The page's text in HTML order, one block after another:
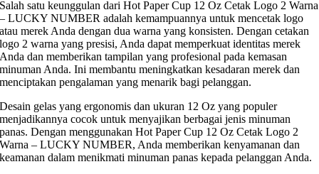
Salah satu keunggulan dari Hot Paper Cup 12 Oz Cetak Logo 2 Warna
– LUCKY NUMBER adalah kemampuannya untuk mencetak logo
atau merek Anda dengan dua warna yang konsisten. Dengan cetakan
logo 2 warna yang presisi, Anda dapat memperkuat identitas merek
Anda dan memberikan tampilan yang profesional pada kemasan
minuman Anda. Ini membantu meningkatkan kesadaran merek dan
menciptakan pengalaman yang menarik bagi pelanggan.
Desain gelas yang ergonomis dan ukuran 12 Oz yang populer
menjadikannya cocok untuk menyajikan berbagai jenis minuman
panas. Dengan menggunakan Hot Paper Cup 12 Oz Cetak Logo 2
Warna – LUCKY NUMBER, Anda memberikan kenyamanan dan
keamanan dalam menikmati minuman panas kepada pelanggan Anda.